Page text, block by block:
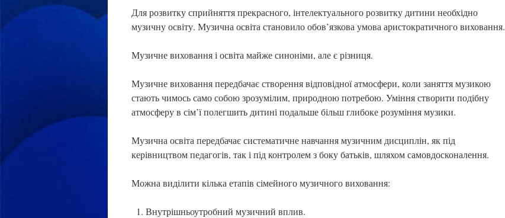
Для розвитку сприйняття прекрасного, інтелектуального розвитку дитини необхідно
музичну освіту. Музична освіта становило обов’язкова умова аристократичного виховання.
Музичне виховання і освіта майже синоніми, але є різниця.
Музичне виховання передбачає створення відповідної атмосфери, коли заняття музикою
стають чимось само собою зрозумілим, природною потребою. Уміння створити подібну
атмосферу в сім’ї полегшить дитині подальше більш глибоке розуміння музики.
Музична освіта передбачає систематичне навчання музичним дисциплін, як під
керівництвом педагогів, так і під контролем з боку батьків, шляхом самовдосконалення.
Можна виділити кілька етапів сімейного музичного виховання:
Внутрішньоутробний музичний вплив.